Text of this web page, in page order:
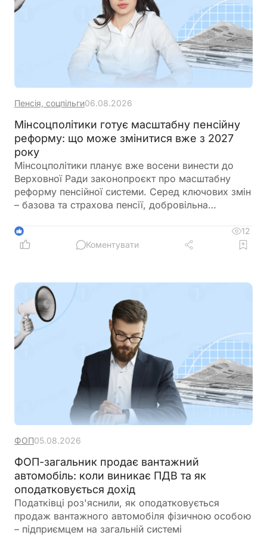
Пенсія, соцпільги06.08.2026
Мінсоцполітики готує масштабну пенсійну
реформу: що може змінитися вже з 2027
року
Мінсоцполітики планує вже восени винести до
Верховної Ради законопроєкт про масштабну
реформу пенсійної системи. Серед ключових змін
– базова та страхова пенсії, добровільна
спеціальних пенсій і поетапне впровадження
реформи з 2027 року
1
12
Коментувати
ФОП05.08.2026
ФОП-загальник продає вантажний
автомобіль: коли виникає ПДВ та як
оподатковується дохід
Податківці роз'яснили, як оподатковується
продаж вантажного автомобіля фізичною особою
– підприємцем на загальній системі